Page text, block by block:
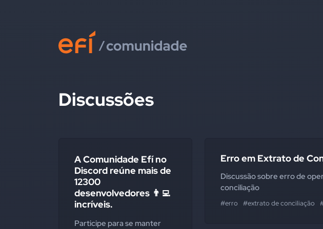
Discussões
A Comunidade Efí no
Discord reúne mais de
12300
desenvolvedores 👨‍💻
incríveis.
Participe para se manter
Erro em Extrato de
Discussão sobre erro de
conciliação
#erro #extrato de conciliação